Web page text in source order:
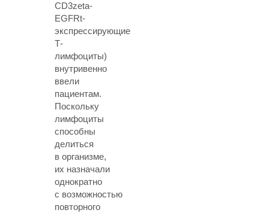
CD3zeta-
EGFRt-
экспрессирующие
Т-
лимфоциты)
внутривенно
ввели
пациентам.
Поскольку
лимфоциты
способны
делиться
в организме,
их назначали
однократно
с возможностью
повторного